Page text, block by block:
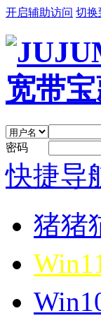
开启辅助访问 切换
密码
快捷导
猪猪